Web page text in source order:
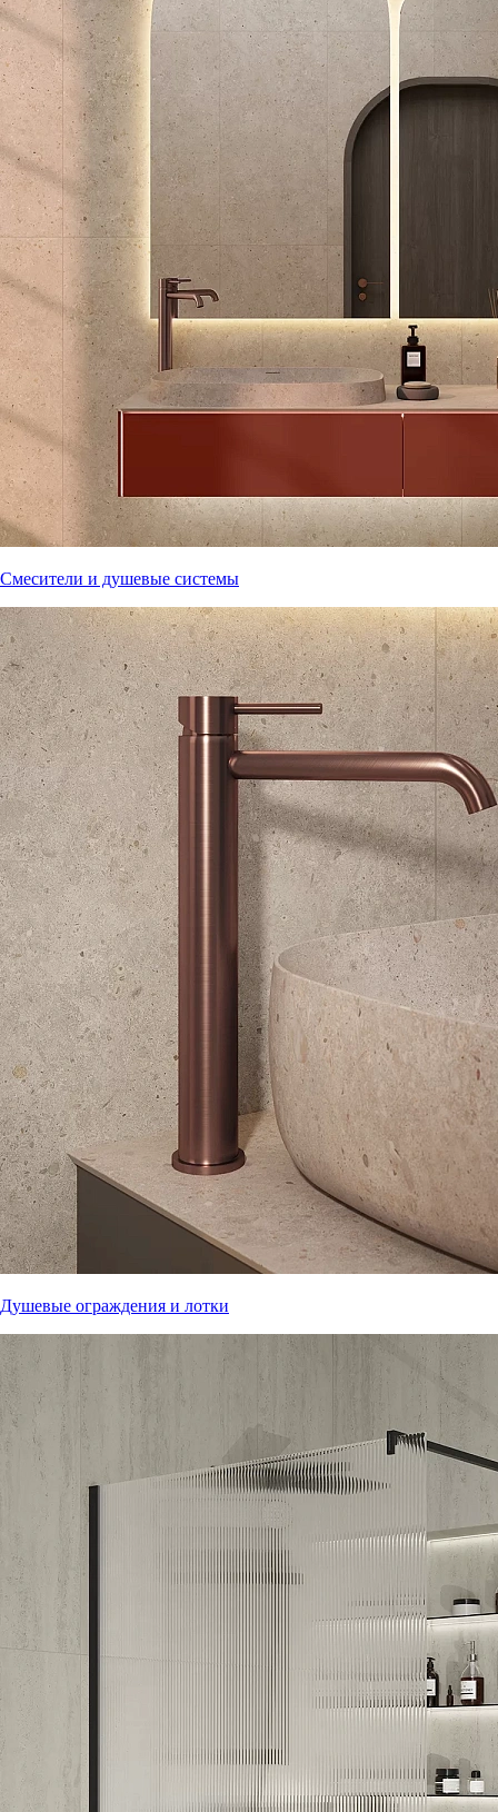
Смесители и душевые системы
Душевые ограждения и лотки